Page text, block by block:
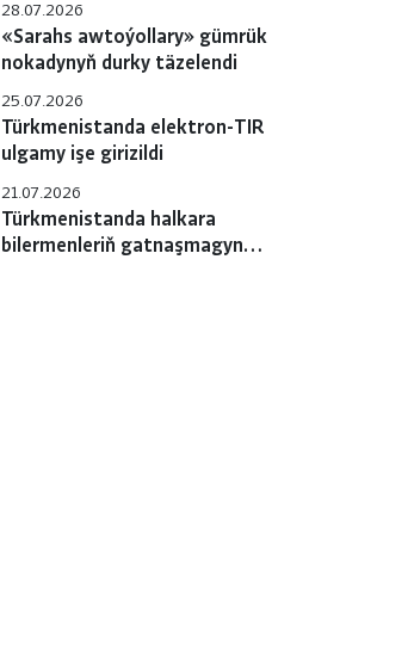
okuw-maslahaty geçirildi
28.07.2026
«Sarahs awtoýollary» gümrük
nokadynyň durky täzelendi
25.07.2026
Türkmenistanda elektron-TIR
ulgamy işe girizildi
21.07.2026
Türkmenistanda halkara
bilermenleriň gatnaşmagynda